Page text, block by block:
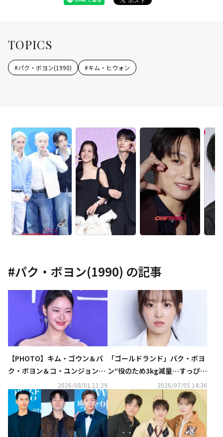
TOPICS
#パク・ボヨン(1990) #キム・ヒウォン
#パク・ボヨン(1990) の記事
【PHOTO】キム・ゴウン＆パ
ク・ボヨン＆コ・ユンジョンら
「第5回青龍シリーズアワー
ド」レッドカーペットに登場
2026/08/01 11:29
「ゴールドランド」パク・ボヨ
ン“役のため3kg減量…すっぴん
での撮影にプレッシャーがあっ
2026/07/05 14:36